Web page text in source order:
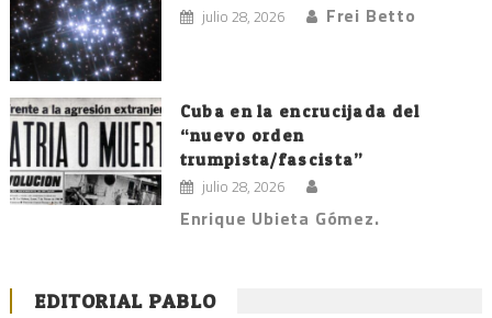
julio 28, 2026 Frei Betto
Cuba en la encrucijada del
“nuevo orden
trumpista/fascista”
julio 28, 2026
Enrique Ubieta Gómez.
EDITORIAL PABLO